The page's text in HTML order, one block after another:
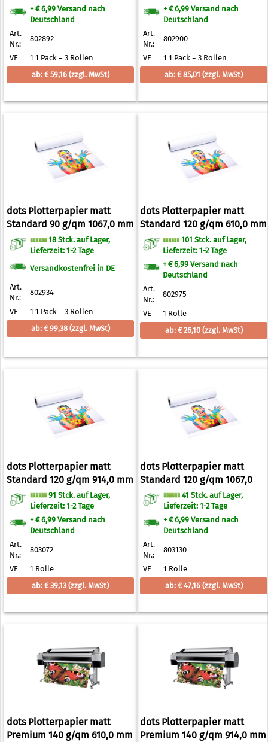
+ € 6,99 Versand nach
Deutschland
Art.
Nr.:
802892
VE
1 1 Pack = 3 Rollen
ab: € 59,16 (zzgl. MwSt)
+ € 6,99 Versand nach
Deutschland
Art.
Nr.:
802900
VE
1 1 Pack = 3 Rollen
ab: € 85,01 (zzgl. MwSt)
dots Plotterpapier matt
Standard 90 g/qm 1067,0 mm
x 50,0 m
18 Stck. auf Lager,
Lieferzeit: 1-2 Tage
Versandkostenfrei in DE
Art.
Nr.:
802934
VE
1 1 Pack = 3 Rollen
ab: € 99,38 (zzgl. MwSt)
dots Plotterpapier matt
Standard 120 g/qm 610,0 mm
x 50,0 m 101 Stck. auf Lager,
Lieferzeit: 1-2 Tage
+ € 6,99 Versand nach
Deutschland
Art.
Nr.:
802975
VE
1 Rolle
ab: € 26,10 (zzgl. MwSt)
dots Plotterpapier matt
Standard 120 g/qm 914,0 mm
x 50,0 m
91 Stck. auf Lager,
Lieferzeit: 1-2 Tage
+ € 6,99 Versand nach
Deutschland
Art.
Nr.:
803072
VE
1 Rolle
ab: € 39,13(zzgl. MwSt)
dots Plotterpapier matt
Standard 120 g/qm 1067,0
mm x 50,0 m41 Stck. auf Lager,
Lieferzeit: 1-2 Tage
+ € 6,99 Versand nach
Deutschland
Art.
Nr.:
803130
VE
1 Rolle
ab: € 47,16 (zzgl. MwSt)
dots Plotterpapier matt
Premium 140 g/qm 610,0 mm
dots Plotterpapier matt
Premium 140 g/qm 914,0 mm